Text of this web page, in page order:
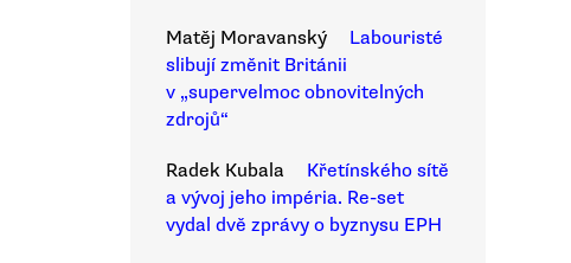
Matěj Moravanský
Labouristé
slibují změnit Británii
v „supervelmoc obnovitelných
zdrojů“
Radek Kubala
Křetínského sítě
a vývoj jeho impéria. Re-set
vydal dvě zprávy o byznysu EPH